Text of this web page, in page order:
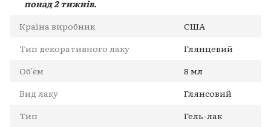
понад 2 тижнів.
Країна виробник
США
Тип декоративного лаку
Глянцевий
Об'єм
8 мл
Вид лаку
Глянсовий
Тип
Гель-лак